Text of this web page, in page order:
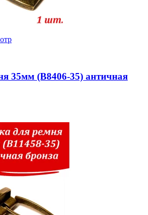
35мм (В8406-35) античная